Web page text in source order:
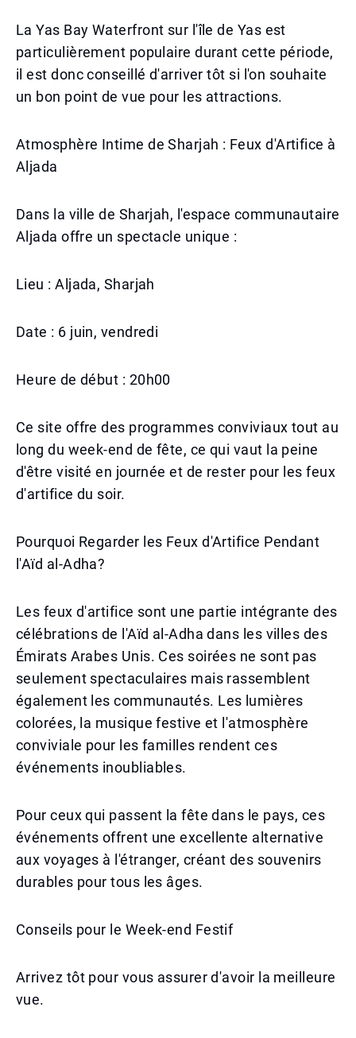
La Yas Bay Waterfront sur l'île de Yas est
particulièrement populaire durant cette période,
il est donc conseillé d'arriver tôt si l'on souhaite
un bon point de vue pour les attractions.
Atmosphère Intime de Sharjah : Feux d'Artifice à
Aljada
Dans la ville de Sharjah, l'espace communautaire
Aljada offre un spectacle unique :
Lieu : Aljada, Sharjah
Date : 6 juin, vendredi
Heure de début : 20h00
Ce site offre des programmes conviviaux tout au
long du week-end de fête, ce qui vaut la peine
d'être visité en journée et de rester pour les feux
d'artifice du soir.
Pourquoi Regarder les Feux d'Artifice Pendant
l'Aïd al-Adha?
Les feux d'artifice sont une partie intégrante des
célébrations de l'Aïd al-Adha dans les villes des
Émirats Arabes Unis. Ces soirées ne sont pas
seulement spectaculaires mais rassemblent
également les communautés. Les lumières
colorées, la musique festive et l'atmosphère
conviviale pour les familles rendent ces
événements inoubliables.
Pour ceux qui passent la fête dans le pays, ces
événements offrent une excellente alternative
aux voyages à l'étranger, créant des souvenirs
durables pour tous les âges.
Conseils pour le Week-end Festif
Arrivez tôt pour vous assurer d'avoir la meilleure
vue.